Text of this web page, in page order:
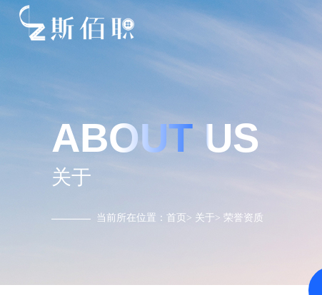
ABOUT US
关于
当前所在位置： 首页 > 关于> 荣誉资质